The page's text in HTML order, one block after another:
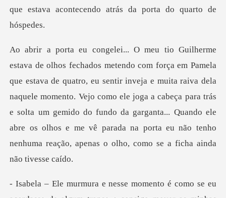
entir inveja e muita raiva dela
naquele momento. Vejo como ele joga a cabeça para trás
e solta um gemido do fundo da garganta... Qu
se eu